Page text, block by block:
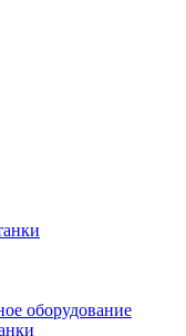
оборудование